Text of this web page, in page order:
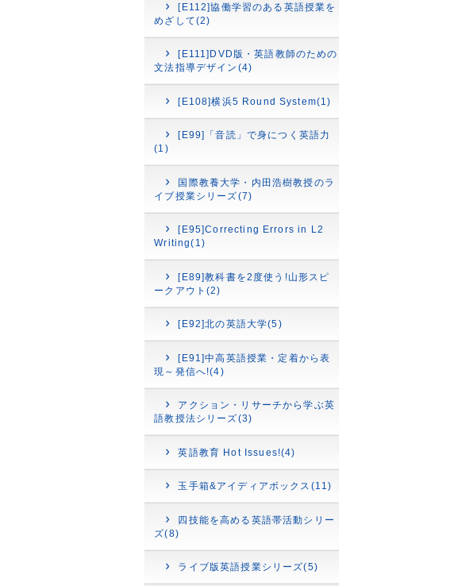
[E112]協働学習のある英語授業を
めざして(2)
[E111]DVD版・英語教師のための
文法指導デザイン(4)
[E108]横浜5 Round System(1)
[E99]「音読」で身につく英語力
(1)
国際教養大学・内田浩樹教授のラ
イブ授業シリーズ(7)
[E95]Correcting Errors in L2
Writing(1)
[E89]教科書を2度使う!山形スピ
ークアウト(2)
[E92]北の英語大学(5)
[E91]中高英語授業・定着から表
現～発信へ!(4)
アクション・リサーチから学ぶ英
語教授法シリーズ(3)
英語教育 Hot Issues!(4)
玉手箱&アイディアボックス(11)
四技能を高める英語帯活動シリー
ズ(8)
ライブ版英語授業シリーズ(5)